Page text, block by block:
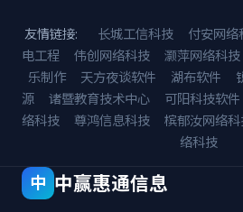
友情链接: 长城工信科技 付安网络
电工程
伟创网络科技 灏萍网络科技
乐制作
天方夜谈软件 湖布软件
源
诸暨教育技术中心 可阳科技软件
络科技
尊鸿信息科技 槟郁汝网络科
络科技
中 中赢惠通信息